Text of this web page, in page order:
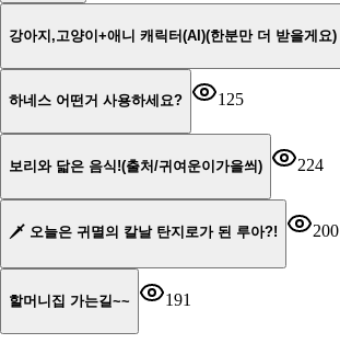
강아지,고양이+애니 캐릭터(AI)(한분만 더 받을게요)
하네스 어떤거 사용하세요? 125
보리와 닯은 음식!(출처/귀여운이가을씌) 224
🗡️ 오늘은 귀멸의 칼날 탄지로가 된 루아?! 200
할머니집 가는길~~ 191